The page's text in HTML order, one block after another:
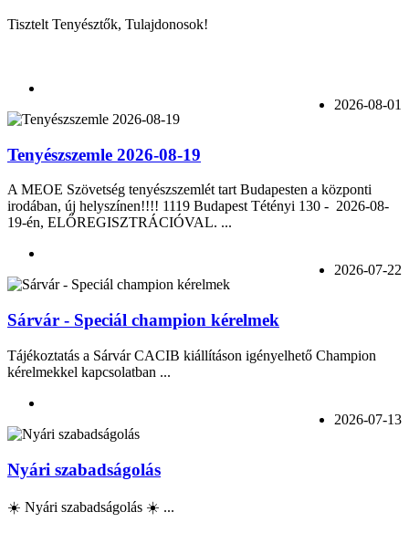
Tisztelt Tenyésztők, Tulajdonosok!
2026-08-01
Tenyészszemle 2026-08-19
A MEOE Szövetség tenyészszemlét tart Budapesten a központi
irodában, új helyszínen!!!! 1119 Budapest Tétényi 130 - 2026-08-
19-én, ELŐREGISZTRÁCIÓVAL. ...
2026-07-22
Sárvár - Speciál champion kérelmek
Tájékoztatás a Sárvár CACIB kiállításon igényelhető Champion
kérelmekkel kapcsolatban ...
2026-07-13
Nyári szabadságolás
☀️ Nyári szabadságolás ☀️ ...